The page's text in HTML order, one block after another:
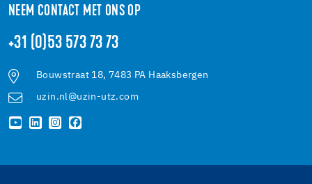
NEEM CONTACT MET ONS OP
+31 (0)53 573 73 73
Bouwstraat 18, 7483 PA Haaksbergen
uzin.nl@uzin-utz.com